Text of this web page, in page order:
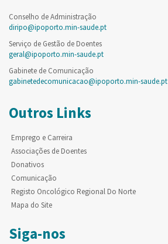
Conselho de Administração
diripo@ipoporto.min-saude.pt
Serviço de Gestão de Doentes
geral@ipoporto.min-saude.pt
Gabinete de Comunicação
gabinetedecomunicacao@ipoporto.min-saude.pt
Outros Links
Emprego e Carreira
Associações de Doentes
Donativos
Comunicação
Registo Oncológico Regional Do Norte
Mapa do Site
Siga-nos